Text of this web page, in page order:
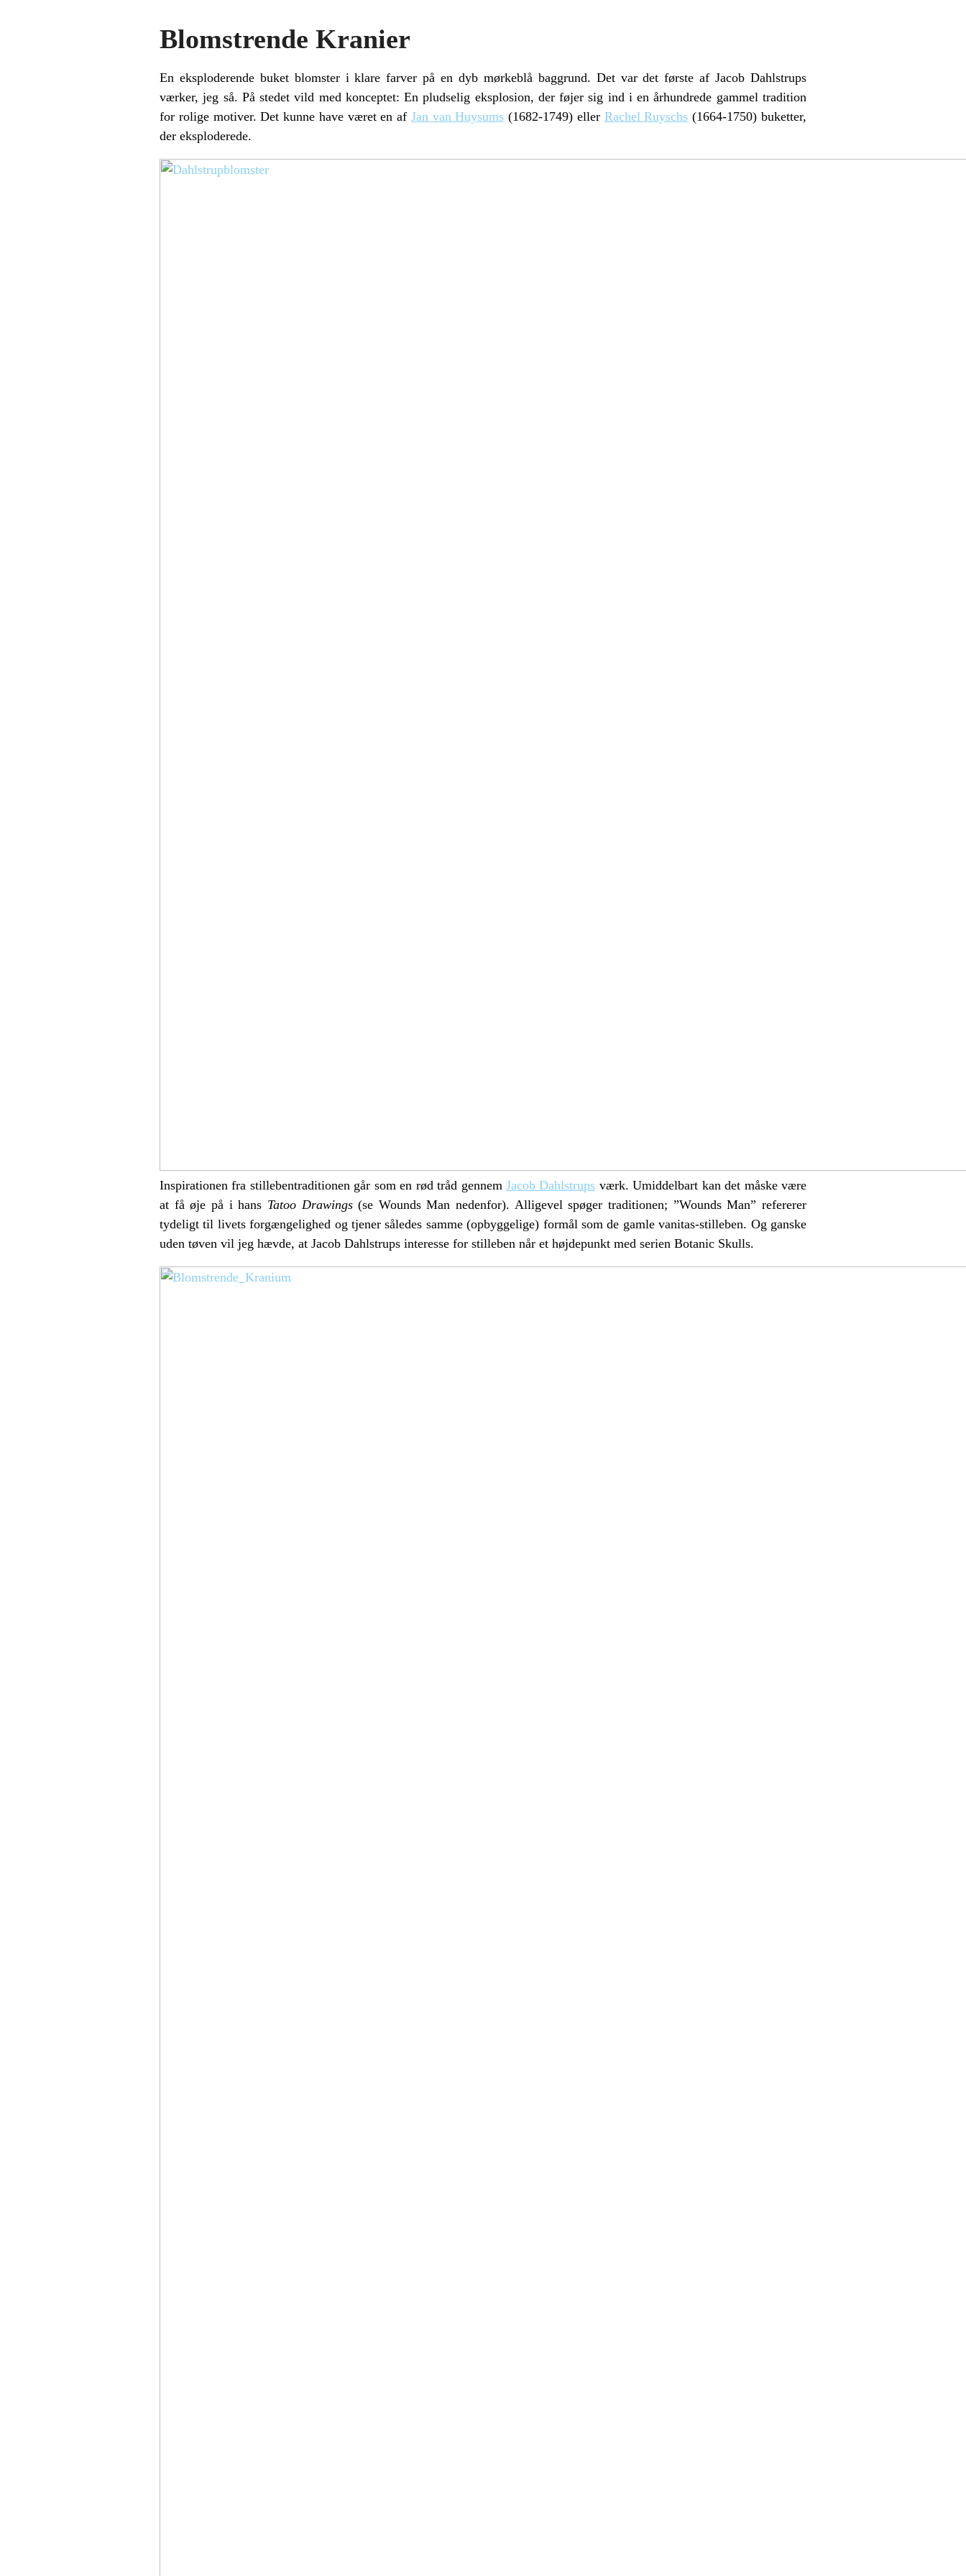
Blomstrende Kranier
En eksploderende buket blomster i klare farver på en dyb mørkeblå baggrund. Det var det første af Jacob Dahlstrups
værker, jeg så. På stedet vild med konceptet: En pludselig eksplosion, der føjer sig ind i en århundrede gammel tradition
for rolige motiver. Det kunne have været en af Jan van Huysums (1682-1749) eller Rachel Ruyschs (1664-1750) buketter,
der eksploderede.
Inspirationen fra stillebentraditionen går som en rød tråd gennem Jacob Dahlstrups værk. Umiddelbart kan det måske være
at få øje på i hans Tatoo Drawings(se Wounds Man nedenfor). Alligevel spøger traditionen; ”Wounds Man” refererer
tydeligt til livets forgængelighed og tjener således samme (opbyggelige) formål som de gamle vanitas-stilleben. Og ganske
uden tøven vil jeg hævde, at Jacob Dahlstrups interesse for stilleben når et højdepunkt med serien Botanic Skulls.